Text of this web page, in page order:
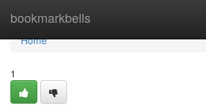
bookmarkbells
Home
Home
1